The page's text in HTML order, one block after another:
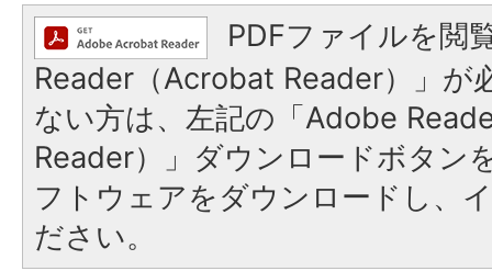
PDFファイルを閲
Reader（Acrobat Reader）」が
ない方は、左記の「Adobe
Reader）」ダウンロードボタン
フトウェアをダウンロードし、
ださい。